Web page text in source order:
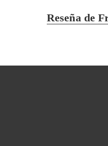
Entrada
Reseña de